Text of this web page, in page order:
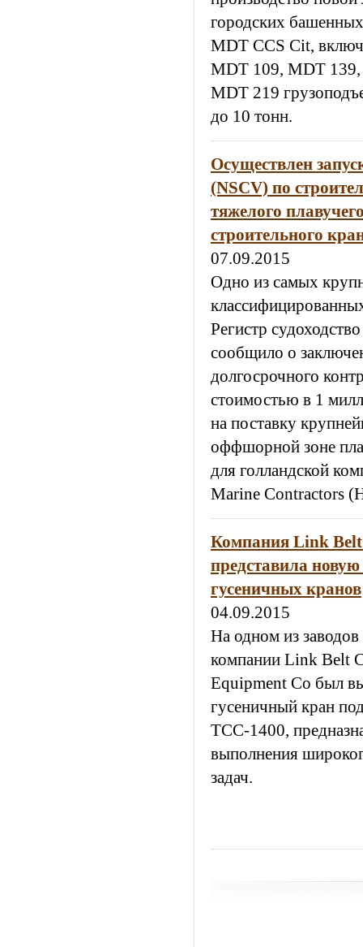
городских
MDT CCS Cit,
MDT 109, MDT
MDT 219
до 10 тонн.
Осуществлен
(NSCV) по
тяжелого
строительного
07.09.2015
Одно из самых
Регистр
сообщило о
долгосрочного
стоимостью в 1
на поставку
оффшорной зоне
для голландской
Marine Contractors
Компания Link Belt
представила
гусеничных кранов
04.09.2015
На одном из
компании Link Belt
Equipment Co был
гусеничный кран
ТСС-1400,
выполнения
задач.